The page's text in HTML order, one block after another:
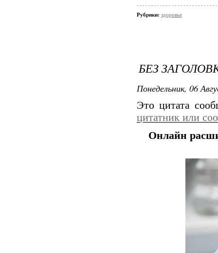
Рубрики: здоровье
БЕЗ
Понедельник, 06
Это цитата
цитатник или
Онлайн